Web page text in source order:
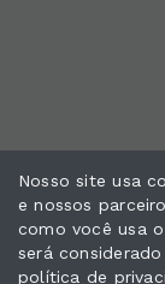
Nosso site usa
e nossos
como você usa
será
política de